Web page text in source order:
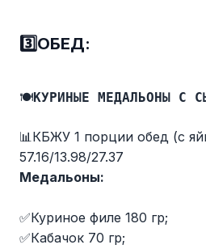
3️⃣ОБЕД:
🍽КУРИНЫЕ МЕДАЛЬОНЫ С
📊КБЖУ 1 порции обед (с
57.16/13.98/27.37
Медальоны:
✅Куриное филе 180 гр;
✅Кабачок 70 гр;